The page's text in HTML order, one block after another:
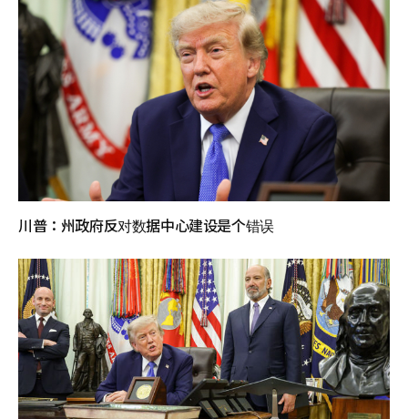
川普：州政府反对数据中心建设是个错误